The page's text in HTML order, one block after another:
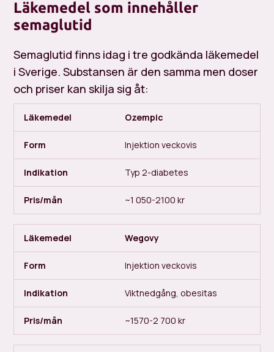
Läkemedel som innehåller
semaglutid
Semaglutid finns idag i tre godkända läkemedel
i Sverige. Substansen är den samma men doser
och priser kan skilja sig åt:
Ozempic
Injektion veckovis
Typ 2-diabetes
~1 050-2100 kr
Wegovy
Injektion veckovis
Viktnedgång, obesitas
~1570-2 700 kr